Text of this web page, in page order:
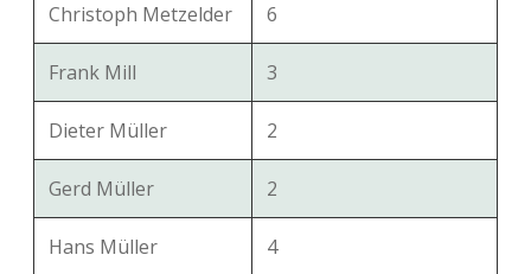
Christoph Metzelder 6
Frank Mill 3
Dieter Müller 2
Gerd Müller 2
Hans Müller 4